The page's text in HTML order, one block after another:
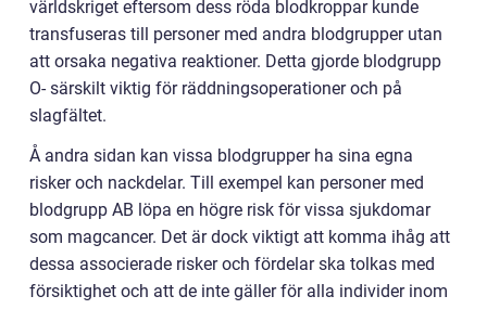
världskriget eftersom dess röda blodkroppar kunde
transfuseras till personer med andra blodgrupper utan
att orsaka negativa reaktioner. Detta gjorde blodgrupp
O- särskilt viktig för räddningsoperationer och på
slagfältet.
Å andra sidan kan vissa blodgrupper ha sina egna
risker och nackdelar. Till exempel kan personer med
blodgrupp AB löpa en högre risk för vissa sjukdomar
som magcancer. Det är dock viktigt att komma ihåg att
dessa associerade risker och fördelar ska tolkas med
försiktighet och att de inte gäller för alla individer inom